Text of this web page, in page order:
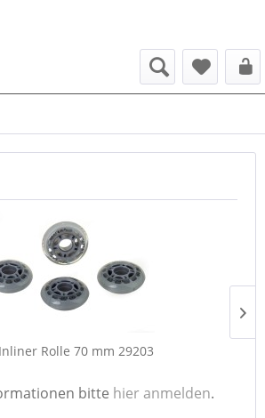
Rolle 70 mm 29203
bitte hier anmelden.